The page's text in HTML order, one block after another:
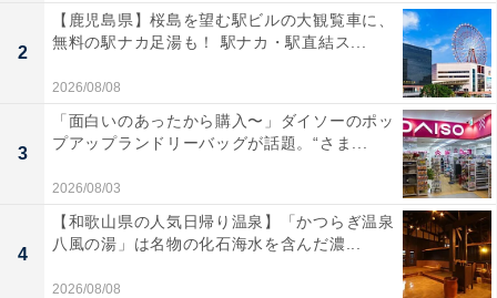
2
【鹿児島県】桜島を望む駅ビルの大観覧車に、
無料の駅ナカ足湯も！ 駅ナカ・駅直結ス...
2026/08/08
3
「面白いのあったから購入〜」ダイソーのポッ
プアップランドリーバッグが話題。“さま...
2026/08/03
4
【和歌山県の人気日帰り温泉】「かつらぎ温泉
八風の湯」は名物の化石海水を含んだ濃...
2026/08/08